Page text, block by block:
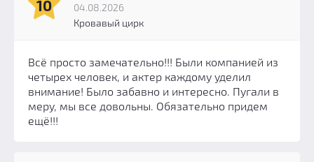
10
04.08.2026
Кровавый цирк
Всё просто замечательно!!! Были компанией из
четырех человек, и актер каждому уделил
внимание! Было забавно и интересно. Пугали в
меру, мы все довольны. Обязательно придем
ещё!!!